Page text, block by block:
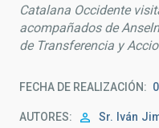
Catalana Occidente
acompañados de
de Transferencia y
FECHA DE REALIZACIÓN
AUTORES Sr. Iván